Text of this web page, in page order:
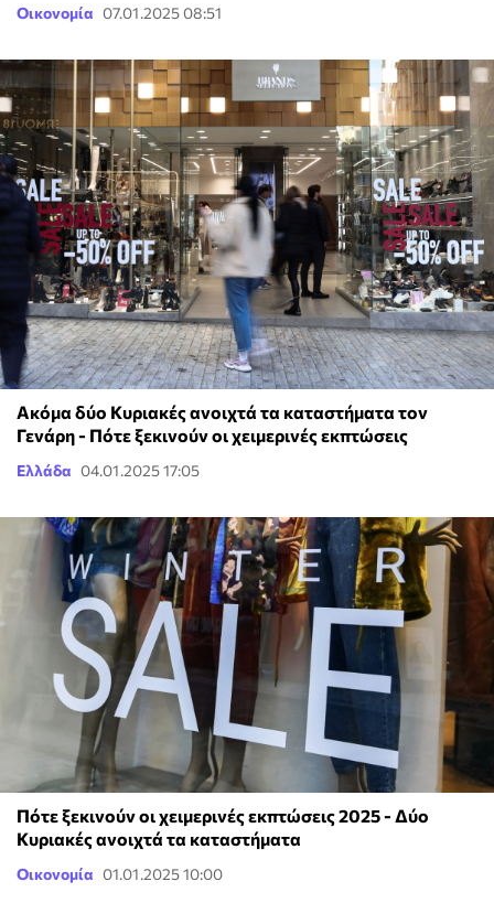
Οικονομία 07.01.2025 08:51
Ακόμα δύο Κυριακές ανοιχτά τα καταστήματα τον
Γενάρη - Πότε ξεκινούν οι χειμερινές εκπτώσεις
Ελλάδα 04.01.2025 17:05
Πότε ξεκινούν οι χειμερινές εκπτώσεις 2025 - Δύο
Κυριακές ανοιχτά τα καταστήματα
Οικονομία 01.01.2025 10:00